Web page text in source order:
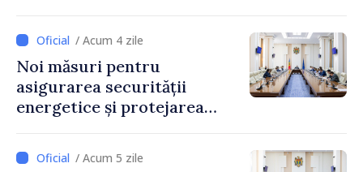
industriei IT”
/ Acum 4 zile
Noi măsuri pentru
asigurarea securității
energetice și protejarea
de CNMC
/ Acum 5 zile